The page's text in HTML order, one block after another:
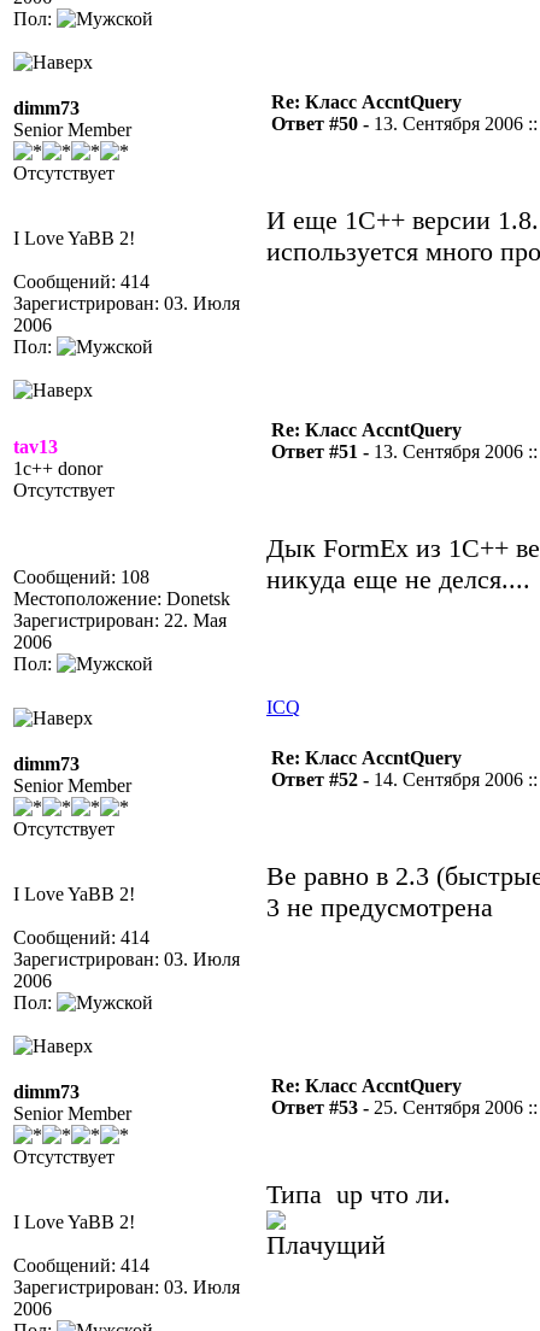
Пол:
dimm73
Senior Member
Отсутствует
I Love YaBB 2!
Сообщений: 414
Зарегистрирован: 03. Июля
2006
Пол:
Re: Класс AccntQuery
Ответ #50 - 13. Сентября 2006
И еще 1С++ версии
используется много
tav13
1c++ donor
Отсутствует
Сообщений: 108
Местоположение: Donetsk
Зарегистрирован: 22. Мая
2006
Пол:
Re: Класс AccntQuery
Ответ #51 - 13. Сентября 2006
Дык FormEx из 1С++
никуда еще не делся....
ICQ
dimm73
Senior Member
Отсутствует
I Love YaBB 2!
Сообщений: 414
Зарегистрирован: 03. Июля
2006
Пол:
Re: Класс AccntQuery
Ответ #52 - 14. Сентября 2006
Ве равно в 2.3
3 не предусмотрена
dimm73
Senior Member
Отсутствует
I Love YaBB 2!
Сообщений: 414
Зарегистрирован: 03. Июля
2006
Re: Класс AccntQuery
Ответ #53 - 25. Сентября 2006
Типа up что ли.